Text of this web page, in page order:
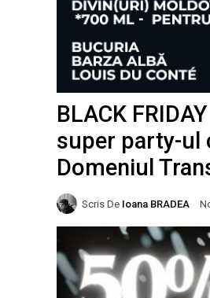
BLACK
super party-ul
Domeniul
Scris De Ioana BRADEA